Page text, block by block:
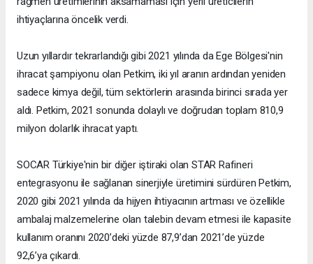
ihtiyaçlarına öncelik verdi.
Uzun yıllardır tekrarlandığı gibi 2021 yılında da Ege Bölgesi'nin
ihracat şampiyonu olan Petkim, iki yıl aranın ardından yeniden
sadece kimya değil, tüm sektörlerin arasında birinci sırada yer
aldı. Petkim, 2021 sonunda dolaylı ve doğrudan toplam 810,9
milyon dolarlık ihracat yaptı.
SOCAR Türkiye'nin bir diğer iştiraki olan STAR Rafineri
entegrasyonu ile sağlanan sinerjiyle üretimini sürdüren Petkim,
2020 gibi 2021 yılında da hijyen ihtiyacının artması ve özellikle
ambalaj malzemelerine olan talebin devam etmesi ile kapasite
kullanım oranını 2020’deki yüzde 87,9’dan 2021’de yüzde
92,6’ya çıkardı.